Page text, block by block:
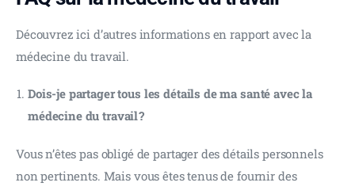
Découvrez ici d’autres informations en rapport avec la
médecine du travail.
Dois-je partager tous les détails de ma santé avec la
médecine du travail ?
Vous n’êtes pas obligé de partager des détails personnels
non pertinents. Mais vous êtes tenus de fournir des